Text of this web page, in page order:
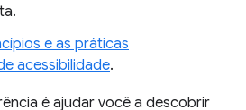
e as práticas
acessibilidade.
é ajudar você a descobrir